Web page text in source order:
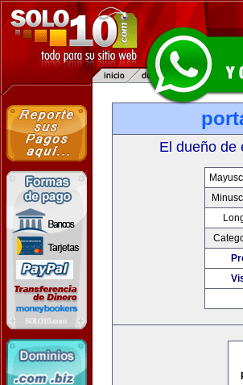
El dueño de